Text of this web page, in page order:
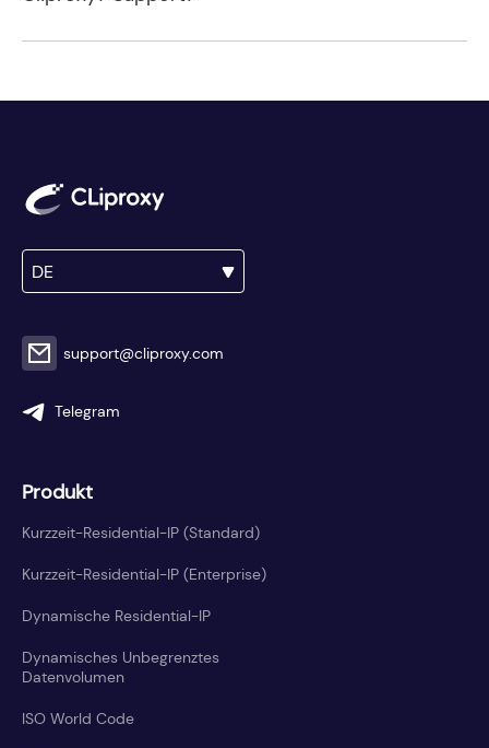
DE
support@cliproxy.com
Telegram
Produkt
Kurzzeit-Residential-IP (Standard)
Kurzzeit-Residential-IP (Enterprise)
Dynamische Residential-IP
Dynamisches Unbegrenztes
Datenvolumen
ISO World Code